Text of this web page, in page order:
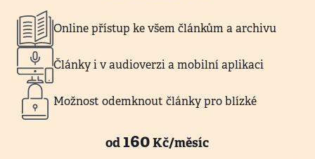
Online přístup ke všem článkům a archivu
Články i v audioverzi a mobilní aplikaci
Možnost odemknout články pro blízké
od160Kč/měsíc